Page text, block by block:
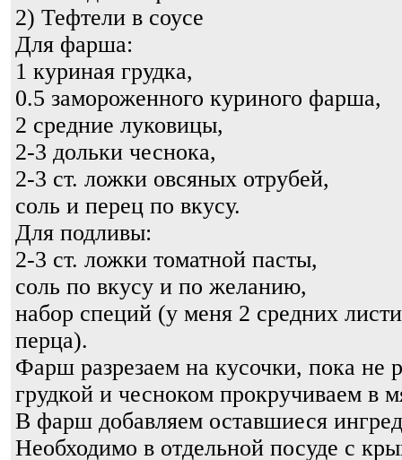
2) Тефтели в соусе
Для фарша:
1 куриная грудка,
0.5 замороженного куриного фарша,
2 средние луковицы,
2-3 дольки чеснока,
2-3 ст. ложки овсяных отрубей,
соль и перец по вкусу.
Для подливы:
2-3 ст. ложки томатной пасты,
соль по вкусу и по желанию,
набор специй (у меня 2 средних
перца).
Фарш разрезаем на кусочки, пока не
грудкой и чесноком прокручиваем в
В фарш добавляем оставшиеся
Необходимо в отдельной посуде с